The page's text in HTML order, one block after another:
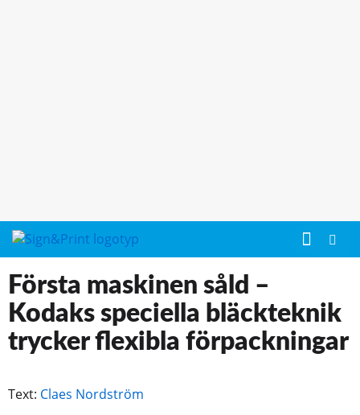
Första maskinen såld –
Kodaks speciella bläckteknik
trycker flexibla förpackningar
Text: Claes Nordström